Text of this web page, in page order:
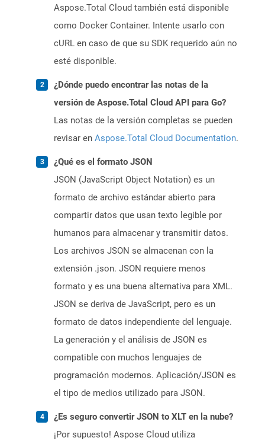
Aspose.Total Cloud también está disponible
como Docker Container. Intente usarlo con
cURL en caso de que su SDK requerido aún no
esté disponible.
¿Dónde puedo encontrar las notas de la
versión de Aspose.Total Cloud API para Go?
Las notas de la versión completas se pueden
revisar en Aspose.Total Cloud Documentation.
¿Qué es el formato JSON
JSON (JavaScript Object Notation) es un
formato de archivo estándar abierto para
compartir datos que usan texto legible por
humanos para almacenar y transmitir datos.
Los archivos JSON se almacenan con la
extensión .json. JSON requiere menos
formato y es una buena alternativa para XML.
JSON se deriva de JavaScript, pero es un
formato de datos independiente del lenguaje.
La generación y el análisis de JSON es
compatible con muchos lenguajes de
programación modernos. Aplicación/JSON es
el tipo de medios utilizado para JSON.
¿Es seguro convertir JSON to XLT en la nube?
¡Por supuesto! Aspose Cloud utiliza